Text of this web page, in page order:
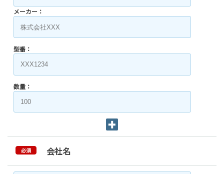
メーカー：
型番：
数量：
必須 会社名